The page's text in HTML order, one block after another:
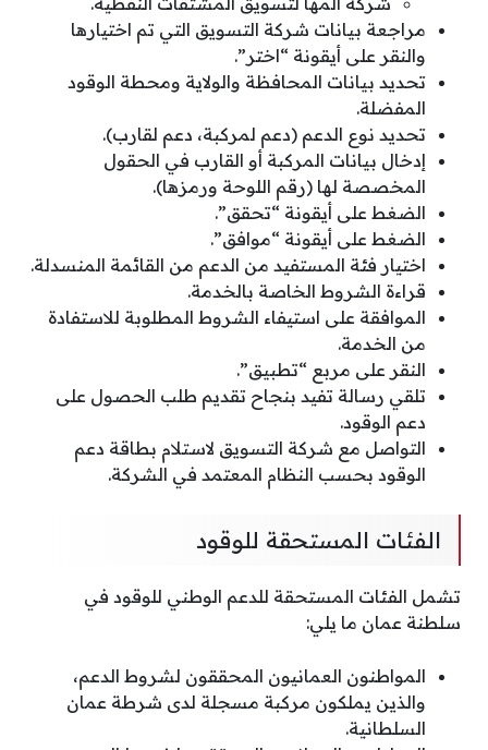
مراجعة بيانات شركة التسويق التي تم اختيارها
والنقر على أيقونة “اختر”.
تحديد بيانات المحافظة والولاية ومحطة الوقود
المفضلة.
تحديد نوع الدعم (دعم لمركبة، دعم لقارب).
إدخال بيانات المركبة أو القارب في الحقول
المخصصة لها (رقم اللوحة ورمزها).
الضغط على أيقونة “تحقق”.
الضغط على أيقونة “موافق”.
اختيار فئة المستفيد من الدعم من القائمة المنسدلة.
قراءة الشروط الخاصة بالخدمة.
الموافقة على استيفاء الشروط المطلوبة للاستفادة
من الخدمة.
النقر على مربع “تطبيق”.
تلقي رسالة تفيد بنجاح تقديم طلب الحصول على
دعم الوقود.
التواصل مع شركة التسويق لاستلام بطاقة دعم
الوقود بحسب النظام المعتمد في الشركة.
الفئات المستحقة للوقود
تشمل الفئات المستحقة للدعم الوطني للوقود في
سلطنة عمان ما يلي:
المواطنون العمانيون المحققون لشروط الدعم،
والذين يملكون مركبة مسجلة لدى شرطة عمان
السلطانية.